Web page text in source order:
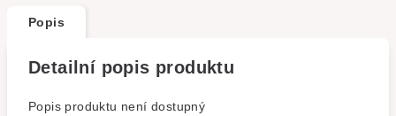
Popis
Detailní popis produktu
Popis produktu není dostupný